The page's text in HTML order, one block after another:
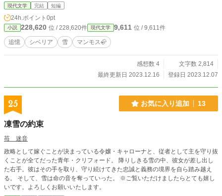
現代文学 完結 短編
24h.ポイント 0pt
小説 228,620 位 / 228,620件 現代文学 9,611 位 / 9,611件
追憶 シベリア 雪 マンモス🦣
感想数 4
文字数 2,814
最終更新日 2023.12.16
登録日 2023.12.07
25 お気に入り追加 13
凍雪の約束
苺 迷音
政略として嫁ぐことが決まっている令嬢・キャローナと、従者として主を守り抜
くことが全てだった青年・クリフォード。 降りしきる雪の中、彼女が差し出し
た右手。彼はその手を取り、守り続けてきた忠誠と義務の境界を自ら踏み越え
る。 そして、雪は命の音を奪っていった。 ※ご覧いただけましたらとても嬉し
いです。よろしくお願いいたします。